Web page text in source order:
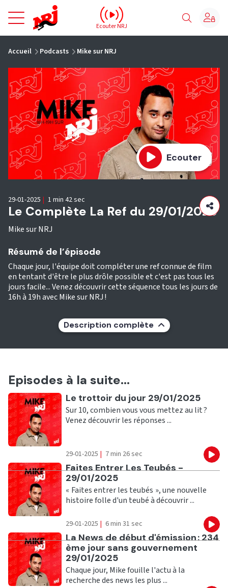
NRJ - Accueil
Ecouter NRJ
Accueil Podcasts Mike sur NRJ
Ecouter
Le Complète La Ref du 29/01/2025
Mike sur NRJ
29-01-2025 | 1 min 42 sec
Résumé de l’épisode
Chaque jour, l'équipe doit compléter une ref connue de film
en tentant d'être le plus drôle possible et c'est pas tous les
jours facile... Venez découvrir cette séquence tous les jours de
16h à 19h avec Mike sur NRJ !
Description complète
Episodes à la suite...
Ecouter
Le trottoir du jour 29/01/2025
Sur 10, combien vous vous mettez au lit ?
Venez découvrir les réponses ...
29-01-2025 | 7 min 26 sec
Ecouter
Faites Entrer Les Teubés -
29/01/2025
« Faites entrer les teubés », une nouvelle
histoire folle d'un teubé à découvrir ...
29-01-2025 | 6 min 31 sec
Ecouter
La News de début d'émission : 234
ème jour sans gouvernement
29/01/2025
Chaque jour, Mike fouille l'actu à la
recherche des news les plus ...